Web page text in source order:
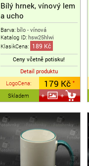
Bílý hrnek, vínový lem
a ucho
Barva: bílo - vínová
Katalog ID: hsw25hlwi
KlasikCena: 189 Kč
Ceny včetně potisku!
Detail produktu
LogoCena: 179 Kč*
Skladem